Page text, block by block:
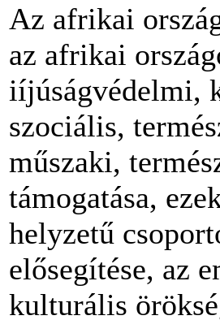
Az afrikai
az afrikai
iíjúságvédelmi,
szociális,
műszaki,
támogatása,
helyzetű
elősegítése, az
kulturális